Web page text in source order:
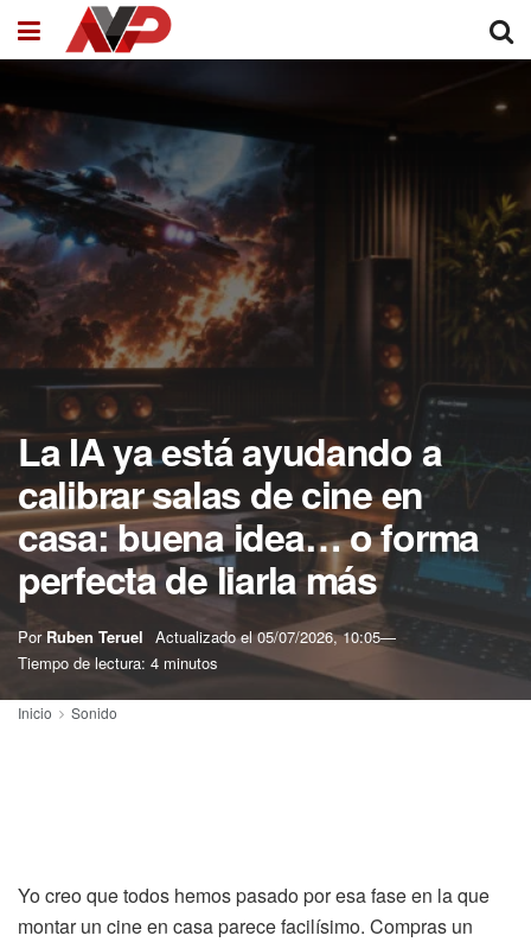
La IA ya está ayudando a
calibrar salas de cine en
casa: buena idea… o forma
perfecta de liarla más
Por Ruben Teruel Actualizado el05/07/2026, 10:05
Tiempo de lectura: 4 minutos
Inicio Sonido
Yo creo que todos hemos pasado por esa fase en la que
montar un cine en casa parece facilísimo. Compras un